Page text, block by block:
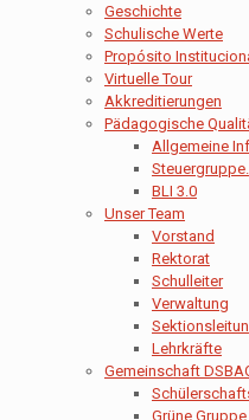
Geschichte
Schulische Werte
Propósito
Virtuelle Tour
Akkreditierungen
Pädagogische
Allgemeine
Steuergruppe.
BLI 3.0
Unser Team
Vorstand
Rektorat
Schulleiter
Verwaltung
Lehrkräfte
Gemeinschaft
Grüne Gruppe